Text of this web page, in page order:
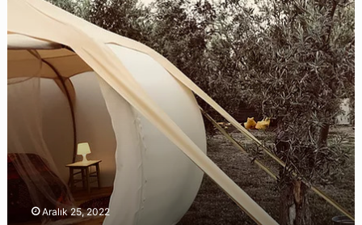
Doğanın
En
5
Aralık 25, 2022